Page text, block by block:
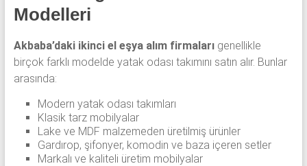
Modelleri
Akbaba’daki ikinci el eşya alım firmalarıgenellikle
birçok farklı modelde yatak odası takımını satın alır. Bunlar
arasında:
Modern yatak odası takımları
Klasik tarz mobilyalar
Lake ve MDF malzemeden üretilmiş ürünler
Gardırop, şifonyer, komodin ve baza içeren setler
Markalı ve kaliteli üretim mobilyalar